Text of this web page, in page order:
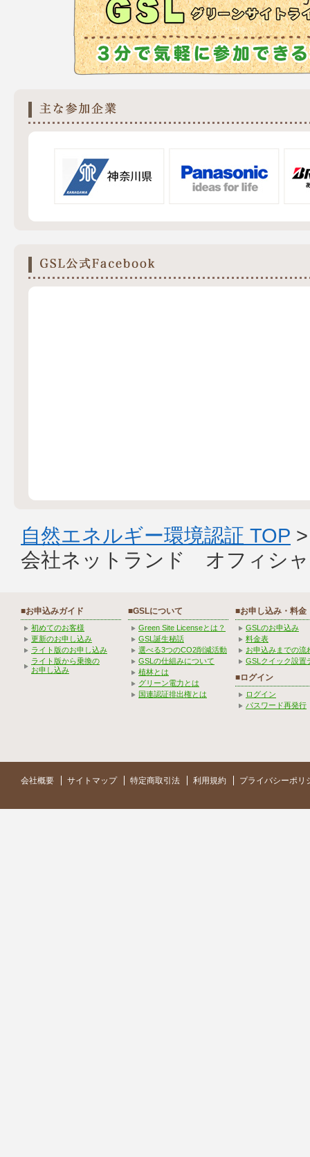
自然エネルギー環境認証 TOP
会社ネットランド オフィシ
■お申込みガイド
初めてのお客様
更新のお申し込み
ライト版のお申し込み
ライト版から乗換の
お申し込み
■GSLについて
Green Site Licenseとは？
GSL誕生秘話
選べる3つのCO2削減活動
GSLの仕組みについて
植林とは
グリーン電力とは
国連認証排出権とは
■お申し込み・料金
GSLのお申込み
料金表
お申込みまでの流
GSLクイック設置
■ログイン
ログイン
パスワード再発行
会社概要 サイトマップ 特定商取引法 利用規約 プライバシーポリ